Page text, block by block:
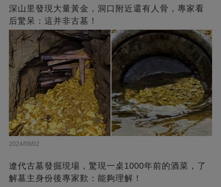
深山里發現大量黃金，洞口附近還有人骨，專家看
后驚呆：這并非古墓！
2024/09/02
遼代古墓發掘現場，驚現一桌1000年前的酒菜，了
解墓主身份後專家歎：能夠理解！